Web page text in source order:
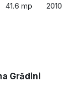
41.6 mp 2010
Grădini